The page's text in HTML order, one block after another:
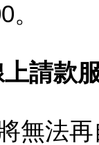
上請款
無法